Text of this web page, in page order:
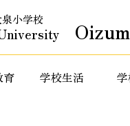
小学校
育 学校生活